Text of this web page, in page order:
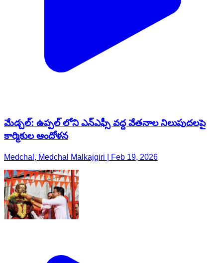
మేడ్చల్: ఉప్పల్ లోని ఎన్ఎఫ్సీ వద్ద వేతనాల నిలుపుదలపై
కార్మికుల ఆందోళన
Medchal, Medchal Malkajgiri | Feb 19, 2026